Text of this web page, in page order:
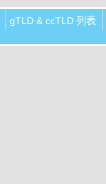
gTLD & ccTLD 列表